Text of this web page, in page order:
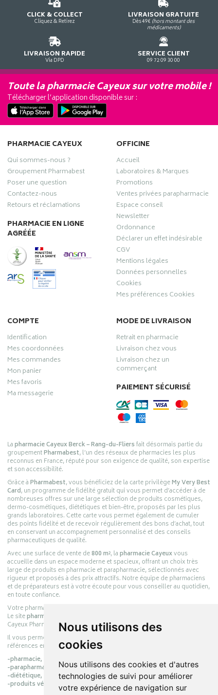
Nous utilisons des
cookies
Nous utilisons des cookies et d'autres
technologies de suivi pour améliorer
votre expérience de navigation sur
CLICK & COLLECT
Cliquez & Retirez
LIVRAISON GRATUITE
Dès 49€ (hors montant des
médicaments)
LIVRAISON RAPIDE
Via DPD
SERVICE CLIENT
09 72 09 30 00
Toute la pharmacie Cayeux sur votre mobile !
Télécharger l’application disponible sur :
PHARMACIE CAYEUX
Qui sommes-nous ?
Groupement Pharmabest
Poser une question
Contactez-nous
Retours et réclamations
PHARMACIE EN LIGNE
AGRÉÉE
OFFICINE
Accueil
Laboratoires & Marques
Promotions
Ventes privées parapharmacie
Espace conseil
Newsletter
Ordonnance
Déclarer un effet indésirable
CGV
Mentions légales
Données personnelles
Cookies
Mes préférences Cookies
COMPTE
Identification
Mes coordonnées
Mes commandes
Mon panier
Mes favoris
Ma messagerie
MODE DE LIVRAISON
Retrait en pharmacie
Livraison chez vous
Livraison chez un
commerçant
PAIEMENT SÉCURISÉ
Lapharmacie Cayeux Berck – Rang-du-Fliersfait désormais partie du
groupementPharmabest, l’un des réseaux de pharmacies les plus
reconnus en France, réputé pour son exigence de qualité, son expertise
et son accessibilité.
Grâce àPharmabest, vous bénéficiez de la carte privilègeMy Very Best
Card, un programme de fidélité gratuit qui vous permet d’accéder à de
nombreuses offres sur une large sélection de produits cosmétiques,
dermo-cosmétiques, diététiques et bien-être, proposés par les plus
grands laboratoires. Cette carte vous permet également de cumuler
des points fidélité et de recevoir régulièrement des bons d’achat, tout
en conservant un accompagnement personnalisé et des conseils
pharmaceutiques de qualité.
Avec une surface de vente de800 m², lapharmacie Cayeuxvous
accueille dans un espace moderne et spacieux, offrant un choix très
large de produits en pharmacie et parapharmacie, sélectionnés avec
rigueur et proposés à des prix attractifs. Notre équipe de pharmaciens
et de préparateurs est à votre écoute pour vous conseiller au quotidien,
en toute confiance.
Votre pharmacie en ligne :
Le sitepharmacie-cayeux.fr
Cayeux Pharmabest Berck-sur-Mer – Rang-du-Fliers.
Il vous permet de réaliser vos achats en ligne parmi des milliers de
références en :
-pharmacie,
-parapharmacie,
-diététique,
-produits vétérinaires.